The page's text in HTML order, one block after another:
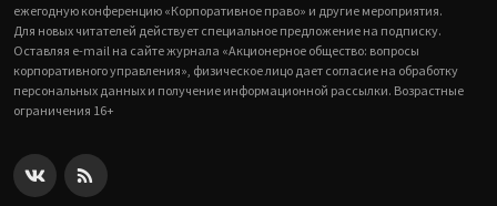
ежегодную конференцию «Корпоративное право» и другие мероприятия.
Для новых читателей действует специальное предложение на подписку.
Оставляя e-mail на сайте журнала «Акционерное общество: вопросы
корпоративного управления», физическое лицо дает согласие на обработку
персональных данных и получение информационной рассылки. Возрастные
ограничения 16+